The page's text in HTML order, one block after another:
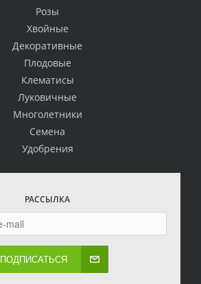
Розы
Хвойные
Декоративные
Плодовые
Клематисы
Луковичные
Многолетники
Семена
Удобрения
РАССЫЛКА
ПОДПИСАТЬСЯ